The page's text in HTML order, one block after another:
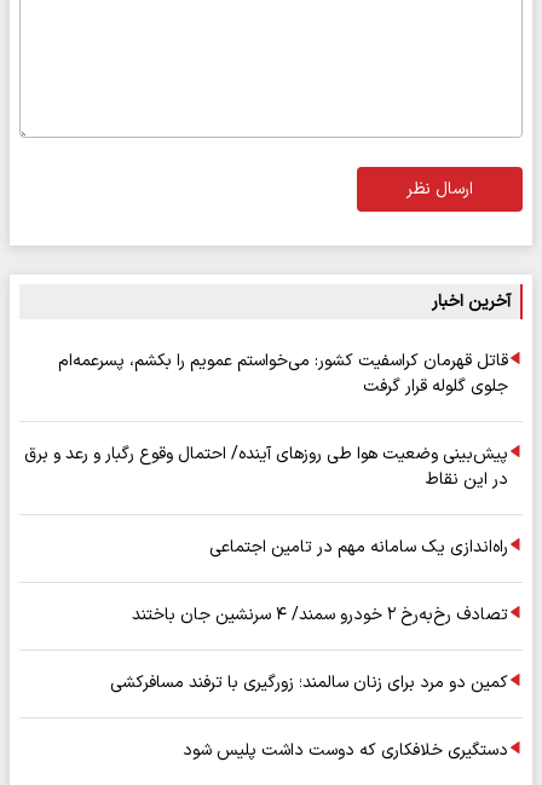
ارسال نظر
آخرین اخبار
قاتل قهرمان کراسفیت کشور: می‌خواستم عمویم را بکشم، پسرعمه‌ام
جلوی گلوله قرار گرفت
پیش‌بینی وضعیت هوا طی روزهای آینده/ احتمال وقوع رگبار و رعد و برق
در این نقاط
راه‌اندازی یک سامانه مهم در تامین اجتماعی
تصادف رخ‌به‌رخ ۲ خودرو سمند/ ۴ سرنشین جان باختند
کمین دو مرد برای زنان سالمند؛ زورگیری با ترفند مسافرکشی
دستگیری خلافکاری که دوست داشت پلیس شود